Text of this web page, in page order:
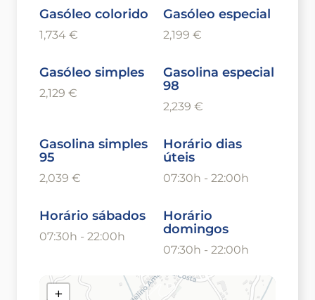
Gasóleo colorido
1,734 €
Gasóleo especial
2,199 €
Gasóleo simples
2,129 €
Gasolina especial
98
2,239 €
Gasolina simples
95
2,039 €
Horário dias
úteis
07:30h - 22:00h
Horário sábados
07:30h - 22:00h
Horário
domingos
07:30h - 22:00h
+